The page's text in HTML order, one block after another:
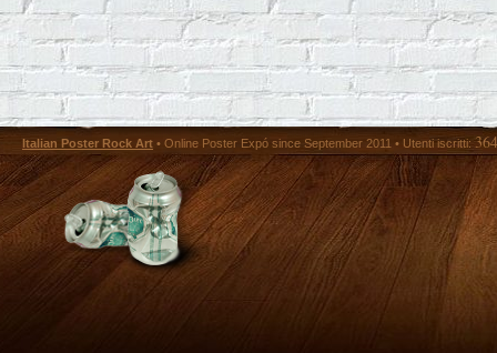
Italian Poster Rock Art • Online Poster Expó since September 2011 • Utenti iscritti: 364